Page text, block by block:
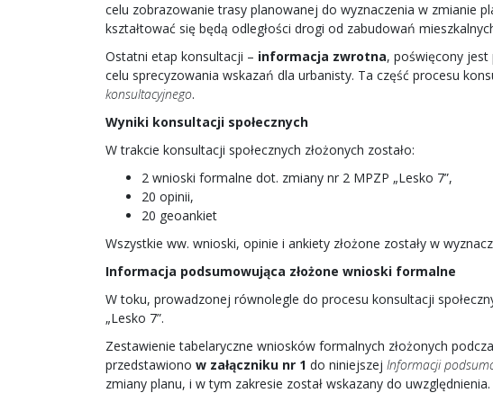
celu zobrazowanie trasy planowanej do wyznaczenia w zmianie
kształtować się będą odległości drogi od zabudowań
Ostatni etap konsultacji – informacja zwrotna, poświęcony jest
celu sprecyzowania wskazań dla urbanisty. Ta część procesu
konsultacyjnego.
Wyniki konsultacji społecznych
W trakcie konsultacji społecznych złożonych zostało:
2 wnioski formalne dot. zmiany nr 2 MPZP „Lesko 7”,
20 opinii,
20 geoankiet
Wszystkie ww. wnioski, opinie i ankiety złożone zostały w
Informacja podsumowująca złożone wnioski formalne
W toku, prowadzonej równolegle do procesu konsultacji
„Lesko 7”.
Zestawienie tabelaryczne wniosków formalnych złożonych
przedstawiono w załączniku nr 1 do niniejszej Informacji
zmiany planu, i w tym zakresie został wskazany do